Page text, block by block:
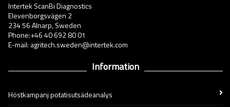
Intertek ScanBi Diagnostics
Elevenborgsvägen 2
234 56 Alnarp, Sweden
Phone:+46 40 692 80 01
E-mail: agritech.sweden@intertek.com
Information
Höstkampanj potatisutsädeanalys